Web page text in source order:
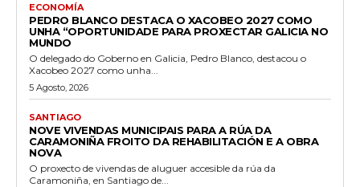
ECONOMÍA
PEDRO BLANCO DESTACA O XACOBEO 2027 COMO
UNHA “OPORTUNIDADE PARA PROXECTAR GALICIA NO
MUNDO
O delegado do Goberno en Galicia, Pedro Blanco, destacou o
Xacobeo 2027 como unha...
5 Agosto, 2026
SANTIAGO
NOVE VIVENDAS MUNICIPAIS PARA A RÚA DA
CARAMONIÑA FROITO DA REHABILITACIÓN E A OBRA
NOVA
O proxecto de vivendas de aluguer accesible da rúa da
Caramoniña, en Santiago de...